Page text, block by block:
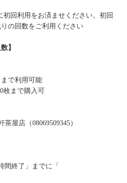
回利用をお済ませください。初回
の回数をご利用ください
】
で利用可能
枚まで購入可
茶屋店（08069509345）
間終了」までに「